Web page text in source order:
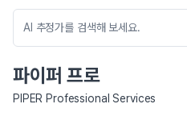
파이퍼 프로
PIPER Professional Services